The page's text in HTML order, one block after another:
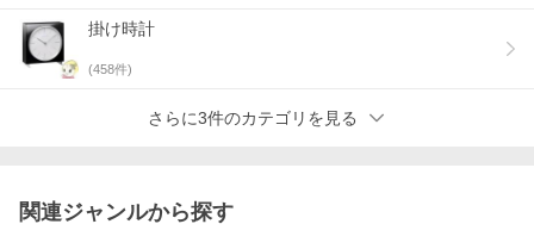
掛け時計
(458件)
さらに3件のカテゴリを見る
関連ジャンルから探す